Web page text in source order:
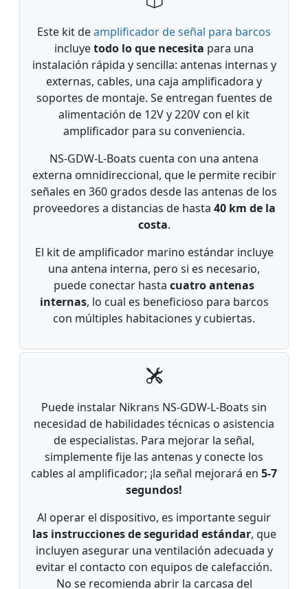
Este kit deamplificador de señal para barcos
incluyetodo lo que necesita para una
instalación rápida y sencilla: antenas internas y
externas, cables, una caja amplificadora y
soportes de montaje. Se entregan fuentes de
alimentación de 12V y 220V con el kit
amplificador para su conveniencia.
NS-GDW-L-Boats cuenta con una antena
externa omnidireccional, que le permite recibir
señales en 360 grados desde las antenas de los
proveedores a distancias de hasta 40 km de la
costa.
El kit de amplificador marino estándar incluye
una antena interna, pero si es necesario,
puede conectar hasta cuatro antenas
internas, lo cual es beneficioso para barcos
con múltiples habitaciones y cubiertas.
Puede instalar Nikrans NS-GDW-L-Boats sin
necesidad de habilidades técnicas o asistencia
de especialistas. Para mejorar la señal,
simplemente fije las antenas y conecte los
cables al amplificador; ¡la señal mejorará en 5-7
segundos!
Al operar el dispositivo, es importante seguir
las instrucciones de seguridad estándar, que
incluyen asegurar una ventilación adecuada y
evitar el contacto con equipos de calefacción.
No se recomienda abrir la carcasa del